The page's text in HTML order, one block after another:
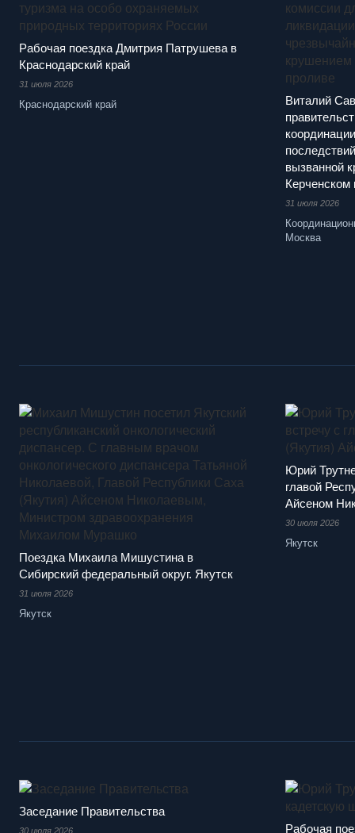
Рабочая поездка Дмитрия Патрушева в
Краснодарский край
31 июля 2026
Краснодарский край
Виталий
вызванной
Керченском
31 июля 2026
Москва
Поездка Михаила Мишустина в
Сибирский федеральный округ. Якутск
31 июля 2026
Якутск
Юрий
главой
Айсеном
30 июля 2026
Якутск
Заседание Правительства
30 июля 2026 Рабочая